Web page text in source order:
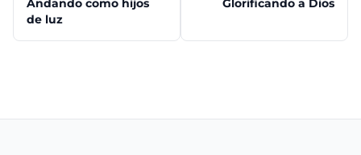
Andando como hijos
de luz
Glorificando a Dios